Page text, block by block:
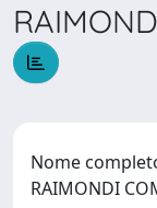
Nome
RAIMONDI